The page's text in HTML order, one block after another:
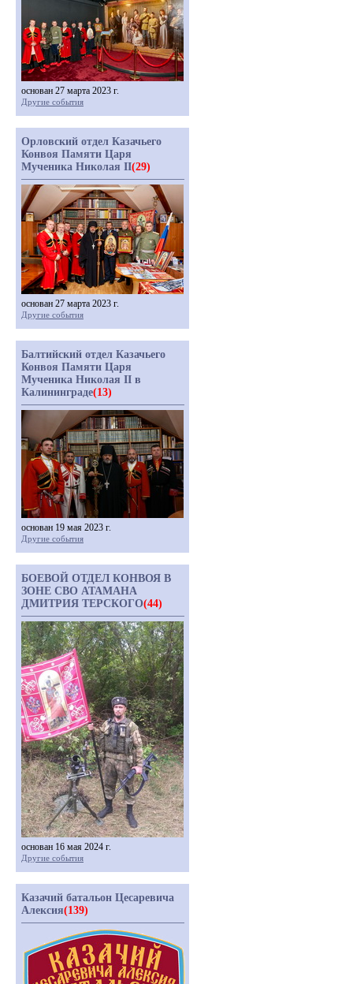
основан 27 марта 2023 г.
Другие события
Орловский отдел Казачьего
Конвоя Памяти Царя
Мученика Николая II(29)
основан 27 марта 2023 г.
Другие события
Балтийский отдел Казачьего
Конвоя Памяти Царя
Мученика Николая II в
Калининграде(13)
основан 19 мая 2023 г.
Другие события
БОЕВОЙ ОТДЕЛ КОНВОЯ В
ЗОНЕ СВО АТАМАНА
ДМИТРИЯ ТЕРСКОГО(44)
основан 16 мая 2024 г.
Другие события
Казачий батальон Цесаревича
Алексия(139)